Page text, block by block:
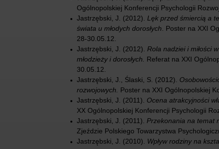
Ogólnopolskiej Konferencji Psychologii
Jastrzębski, J. (2012).Lęk przed śmiercią a
świata u młodych dorosłych. Poster na XXI
28-30.05.12.
Jastrzębski, J. (2012).Rola nadziei i miłości
młodzieży i dorosłych. Referat na XXI
30.05.12.
Jastrzębski, J., Ślaski, S. (2012).
rozwojowych. Poster na XXI Ogólnopolskiej
Jastrzębski, J. (2011). Ocena atrakcyjności
XX Ogólnopolskiej Konferencji Psychologii
Jastrzębski, J. (2011).Przekonania na temat
Zjeździe Polskiego Towarzystwa
Jastrzębski, J. (2010). Wpływ rodziny na